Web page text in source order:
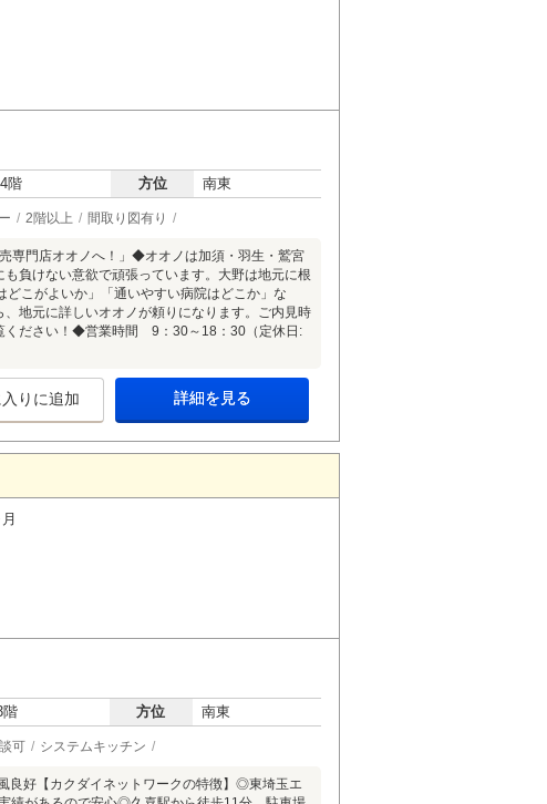
4階 方位 南東
2階以上 間取り図有り
門店オオノへ！」◆オオノは加須・羽生・鷲宮
負けない意欲で頑張っています。大野は地元に根
こがよいか」「通いやすい病院はどこか」な
地元に詳しいオオノが頼りになります。ご内見時
ください！◆営業時間 9：30～18：30（定休日:
りに追加 詳細を見る
階 方位 南東
可 システムキッチン
良好【カクダイネットワークの特徴】◎東埼玉エ